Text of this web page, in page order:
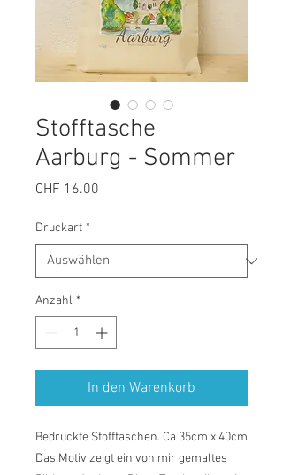
Stofftasche
Aarburg - Sommer
CHF 16.00
Druckart *
Anzahl *
In den Warenkorb
Bedruckte Stofftaschen. Ca 35cm x 40cm
Das Motiv zeigt ein von mir gemaltes